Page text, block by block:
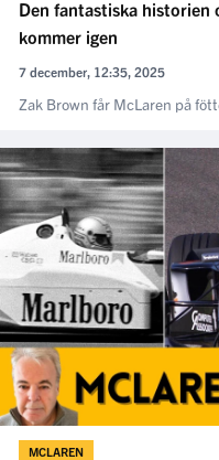
Den fantastiska historien
kommer igen
7 december, 12:35, 2025
Zak Brown får McLaren på
MCLAREN